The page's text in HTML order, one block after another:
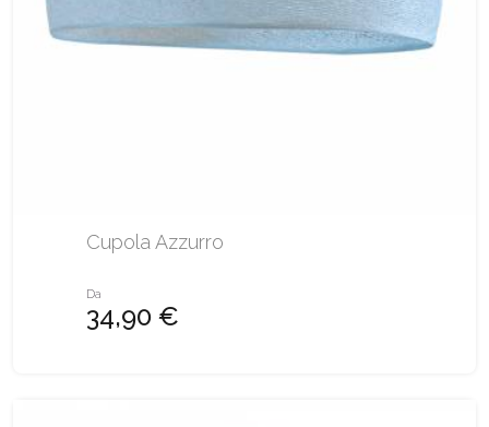
Cupola Azzurro
Da
34,90 €